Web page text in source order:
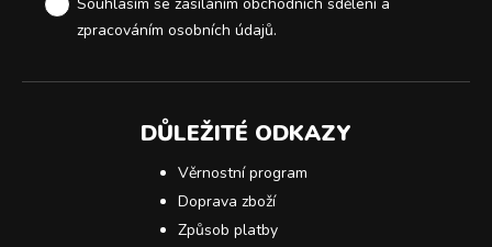
Souhlasím se zasíláním obchodních sdělení a
zpracováním osobních údajů.
DŮLEŽITÉ ODKAZY
Věrnostní program
Doprava zboží
Způsob platby